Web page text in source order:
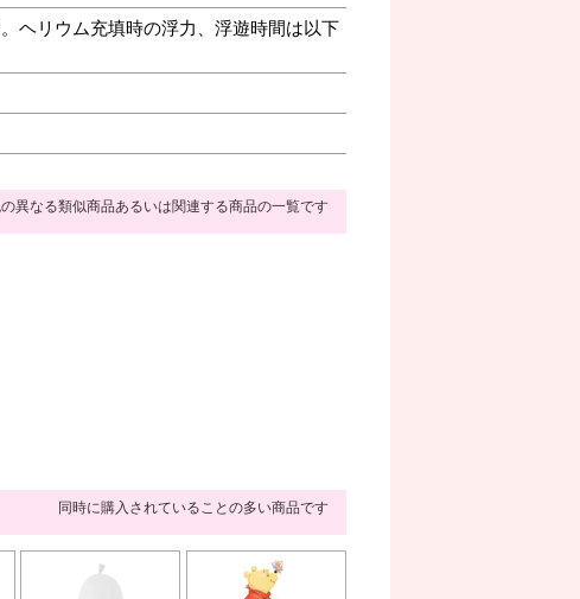
ヘリウム充填時の浮力、浮遊時間は以下
異なる類似商品あるいは関連する商品の一覧です
同時に購入されていることの多い商品です